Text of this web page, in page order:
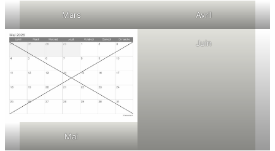
Mars Avril
Mai
Juin